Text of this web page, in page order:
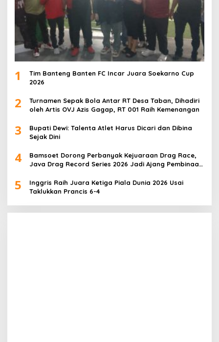
1
Tim Banteng Banten FC Incar Juara Soekarno Cup
2026
2
Turnamen Sepak Bola Antar RT Desa Taban, Dihadiri
oleh Artis OVJ Azis Gagap, RT 001 Raih Kemenangan
3
Bupati Dewi: Talenta Atlet Harus Dicari dan Dibina
Sejak Dini
4
Bamsoet Dorong Perbanyak Kejuaraan Drag Race,
Java Drag Record Series 2026 Jadi Ajang Pembinaan
5
Inggris Raih Juara Ketiga Piala Dunia 2026 Usai
Taklukkan Prancis 6-4